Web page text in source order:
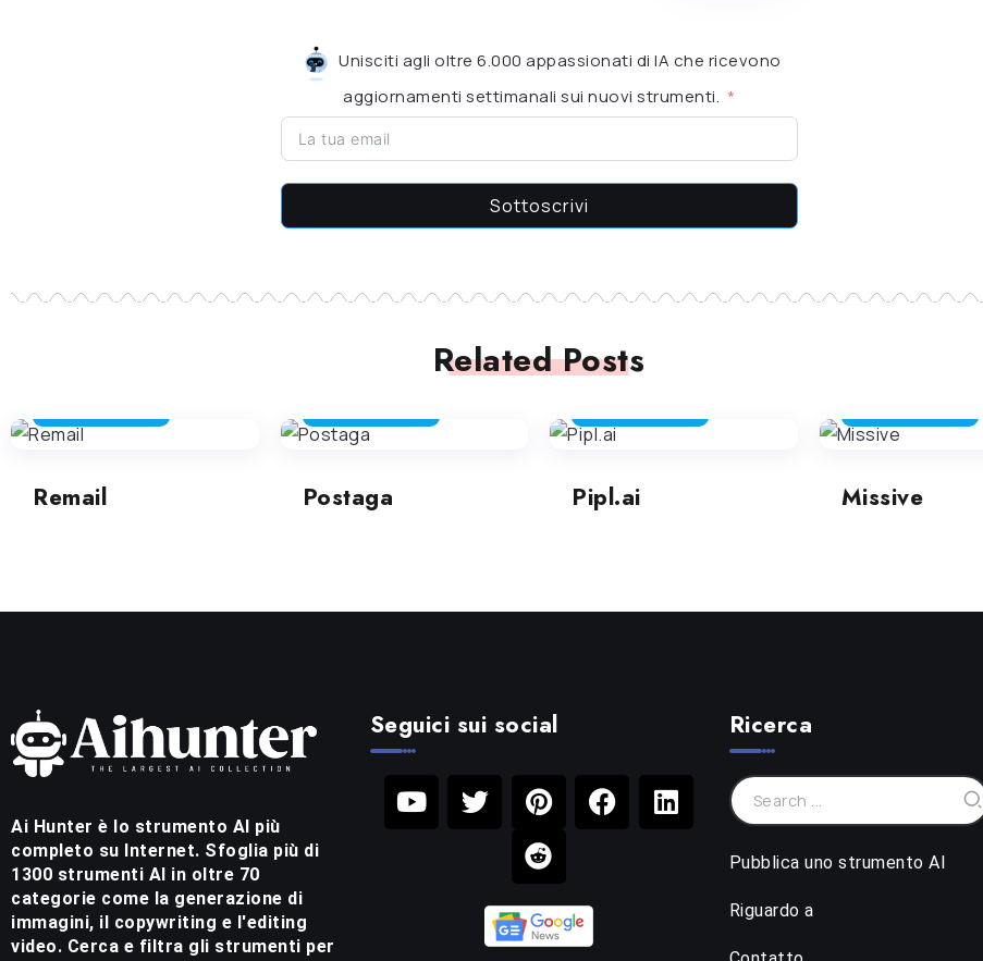
Unisciti agli oltre 6.000 appassionati di IA che ricevono
aggiornamenti settimanali sui nuovi strumenti.
Sottoscrivi
Related Posts
Remail Postaga Pipl.ai Missive
Ai Hunter è lo strumento AI più
completo su Internet. Sfoglia più di
1300 strumenti AI in oltre 70
categorie come la generazione di
immagini, il copywriting e l'editing
video. Cerca e filtra gli strumenti per
Seguici sui social Ricerca
Pubblica uno strumento AI
Riguardo a